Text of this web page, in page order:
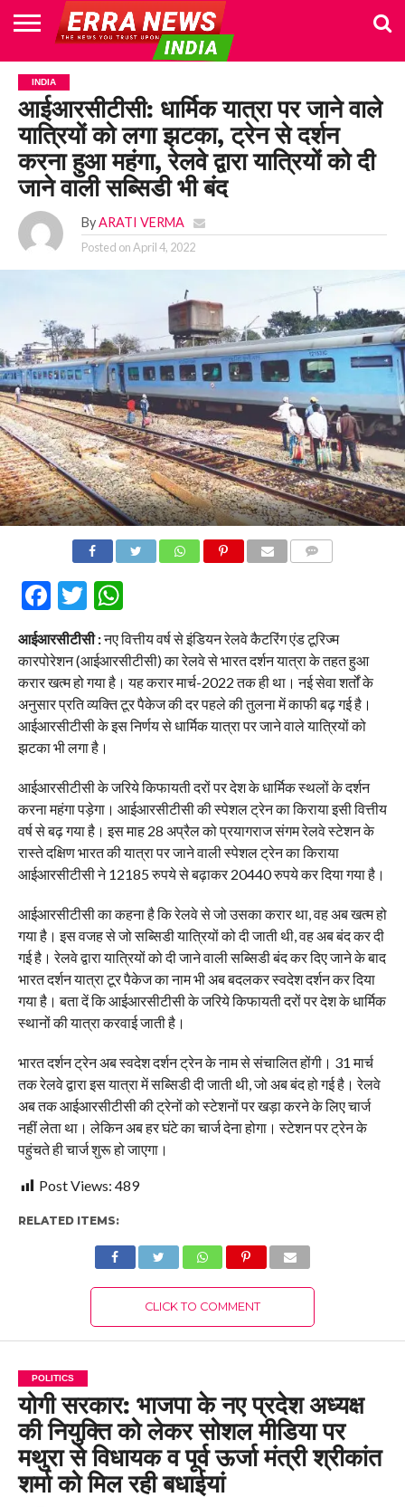
HOME
POLITICS
NEWS
BUSINESS
CULTURE
NATIONAL
SPORTS
LIFESTYLE
TRAVEL
OPINION
BREAKING
NEWS
ENTERTAINMENT
WORLD
CRIME
JOIN
US
INDIA
आईआरसीटीसी: धार्मिक यात्रा पर जाने वाले
यात्रियों को लगा झटका, ट्रेन से दर्शन
करना हुआ महंगा, रेलवे द्वारा यात्रियों को दी
जाने वाली सब्सिडी भी बंद
By ARATI VERMA
Posted onApril 4, 2022
Facebook
Twitter
WhatsApp
आईआरसीटीसी :नए वित्तीय वर्ष से इंडियन रेलवे कैटरिंग एंड टूरिज्म
कारपोरेशन (आईआरसीटीसी) का रेलवे से भारत दर्शन यात्रा के तहत हुआ
करार खत्म हो गया है। यह करार मार्च-2022 तक ही था। नई सेवा शर्तों के
अनुसार प्रति व्यक्ति टूर पैकेज की दर पहले की तुलना में काफी बढ़ गई है।
आईआरसीटीसी के इस निर्णय से धार्मिक यात्रा पर जाने वाले यात्रियों को
झटका भी लगा है।
आईआरसीटीसी के जरिये किफायती दरों पर देश के धार्मिक स्थलों के दर्शन
करना महंगा पड़ेगा। आईआरसीटीसी की स्पेशल ट्रेन का किराया इसी वित्तीय
वर्ष से बढ़ गया है। इस माह 28 अप्रैल को प्रयागराज संगम रेलवे स्टेशन के
रास्ते दक्षिण भारत की यात्रा पर जाने वाली स्पेशल ट्रेन का किराया
आईआरसीटीसी ने 12185 रुपये से बढ़ाकर 20440 रुपये कर दिया गया है।
आईआरसीटीसी का कहना है कि रेलवे से जो उसका करार था, वह अब खत्म हो
गया है। इस वजह से जो सब्सिडी यात्रियों को दी जाती थी, वह अब बंद कर दी
गई है। रेलवे द्वारा यात्रियों को दी जाने वाली सब्सिडी बंद कर दिए जाने के बाद
भारत दर्शन यात्रा टूर पैकेज का नाम भी अब बदलकर स्वदेश दर्शन कर दिया
गया है। बता दें कि आईआरसीटीसी के जरिये किफायती दरों पर देश के धार्मिक
स्थानों की यात्रा करवाई जाती है।
भारत दर्शन ट्रेन अब स्वदेश दर्शन ट्रेन के नाम से संचालित होंगी। 31 मार्च
तक रेलवे द्वारा इस यात्रा में सब्सिडी दी जाती थी, जो अब बंद हो गई है। रेलवे
अब तक आईआरसीटीसी की ट्रेनों को स्टेशनों पर खड़ा करने के लिए चार्ज
नहीं लेता था। लेकिन अब हर घंटे का चार्ज देना होगा। स्टेशन पर ट्रेन के
पहुंचते ही चार्ज शुरू हो जाएगा।
Post Views: 489
RELATED ITEMS:
CLICK TO COMMENT
POLITICS
योगी सरकार: भाजपा के नए प्रदेश अध्यक्ष
की नियुक्ति को लेकर सोशल मीडिया पर
मथुरा से विधायक व पूर्व ऊर्जा मंत्री श्रीकांत
शर्मा को मिल रही बधाईयां